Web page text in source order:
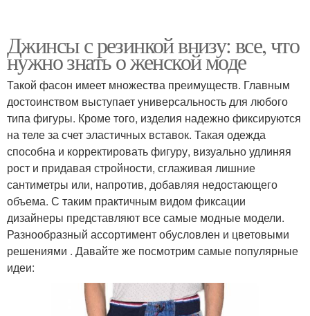
Джинсы с резинкой внизу: все, что
нужно знать о женской моде
Такой фасон имеет множества преимуществ. Главным
достоинством выступает универсальность для любого
типа фигуры. Кроме того, изделия надежно фиксируются
на теле за счет эластичных вставок. Такая одежда
способна и корректировать фигуру, визуально удлиняя
рост и придавая стройности, сглаживая лишние
сантиметры или, напротив, добавляя недостающего
объема. С таким практичным видом фиксации
дизайнеры представляют все самые модные модели.
Разнообразный ассортимент обусловлен и цветовыми
решениями . Давайте же посмотрим самые популярные
идеи: